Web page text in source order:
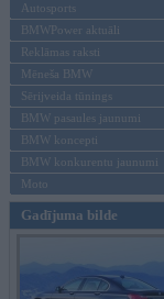
Autosports
BMWPower aktuāli
Reklāmas raksti
Mēneša BMW
Sērijveida tūnings
BMW pasaules jaunumi
BMW koncepti
BMW konkurentu jaunumi
Moto
Gadījuma bilde